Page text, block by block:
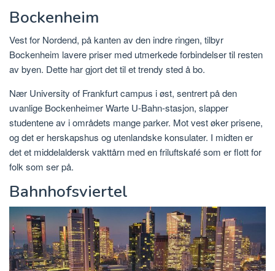
Bockenheim
Vest for Nordend, på kanten av den indre ringen, tilbyr
Bockenheim lavere priser med utmerkede forbindelser til resten
av byen. Dette har gjort det til et trendy sted å bo.
Nær University of Frankfurt campus i øst, sentrert på den
uvanlige Bockenheimer Warte U-Bahn-stasjon, slapper
studentene av i områdets mange parker. Mot vest øker prisene,
og det er herskapshus og utenlandske konsulater. I midten er
det et middelaldersk vakttårn med en friluftskafé som er flott for
folk som ser på.
Bahnhofsviertel